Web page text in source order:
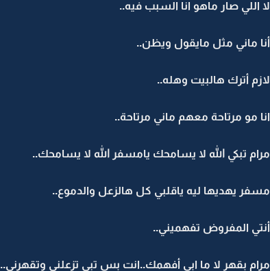
لا اللي صار ماهو انا السبب فيه..
أنا ماني مثل مايقول ويظن..
لازم أترك هالبيت وهله..
انا مو مرتاحة معهم ماني مرتاحة..
مرام تبكي الله لا يسامحك يامسفر الله لا يسامحك..
مسفر يهديها ليه ياقلبي كل هالزعل والدموع..
أنتي المفروض تفهميني..
مرام بقهر لا ما ابى أفهمك..انت بس تبي تزعلني وتقهرني..